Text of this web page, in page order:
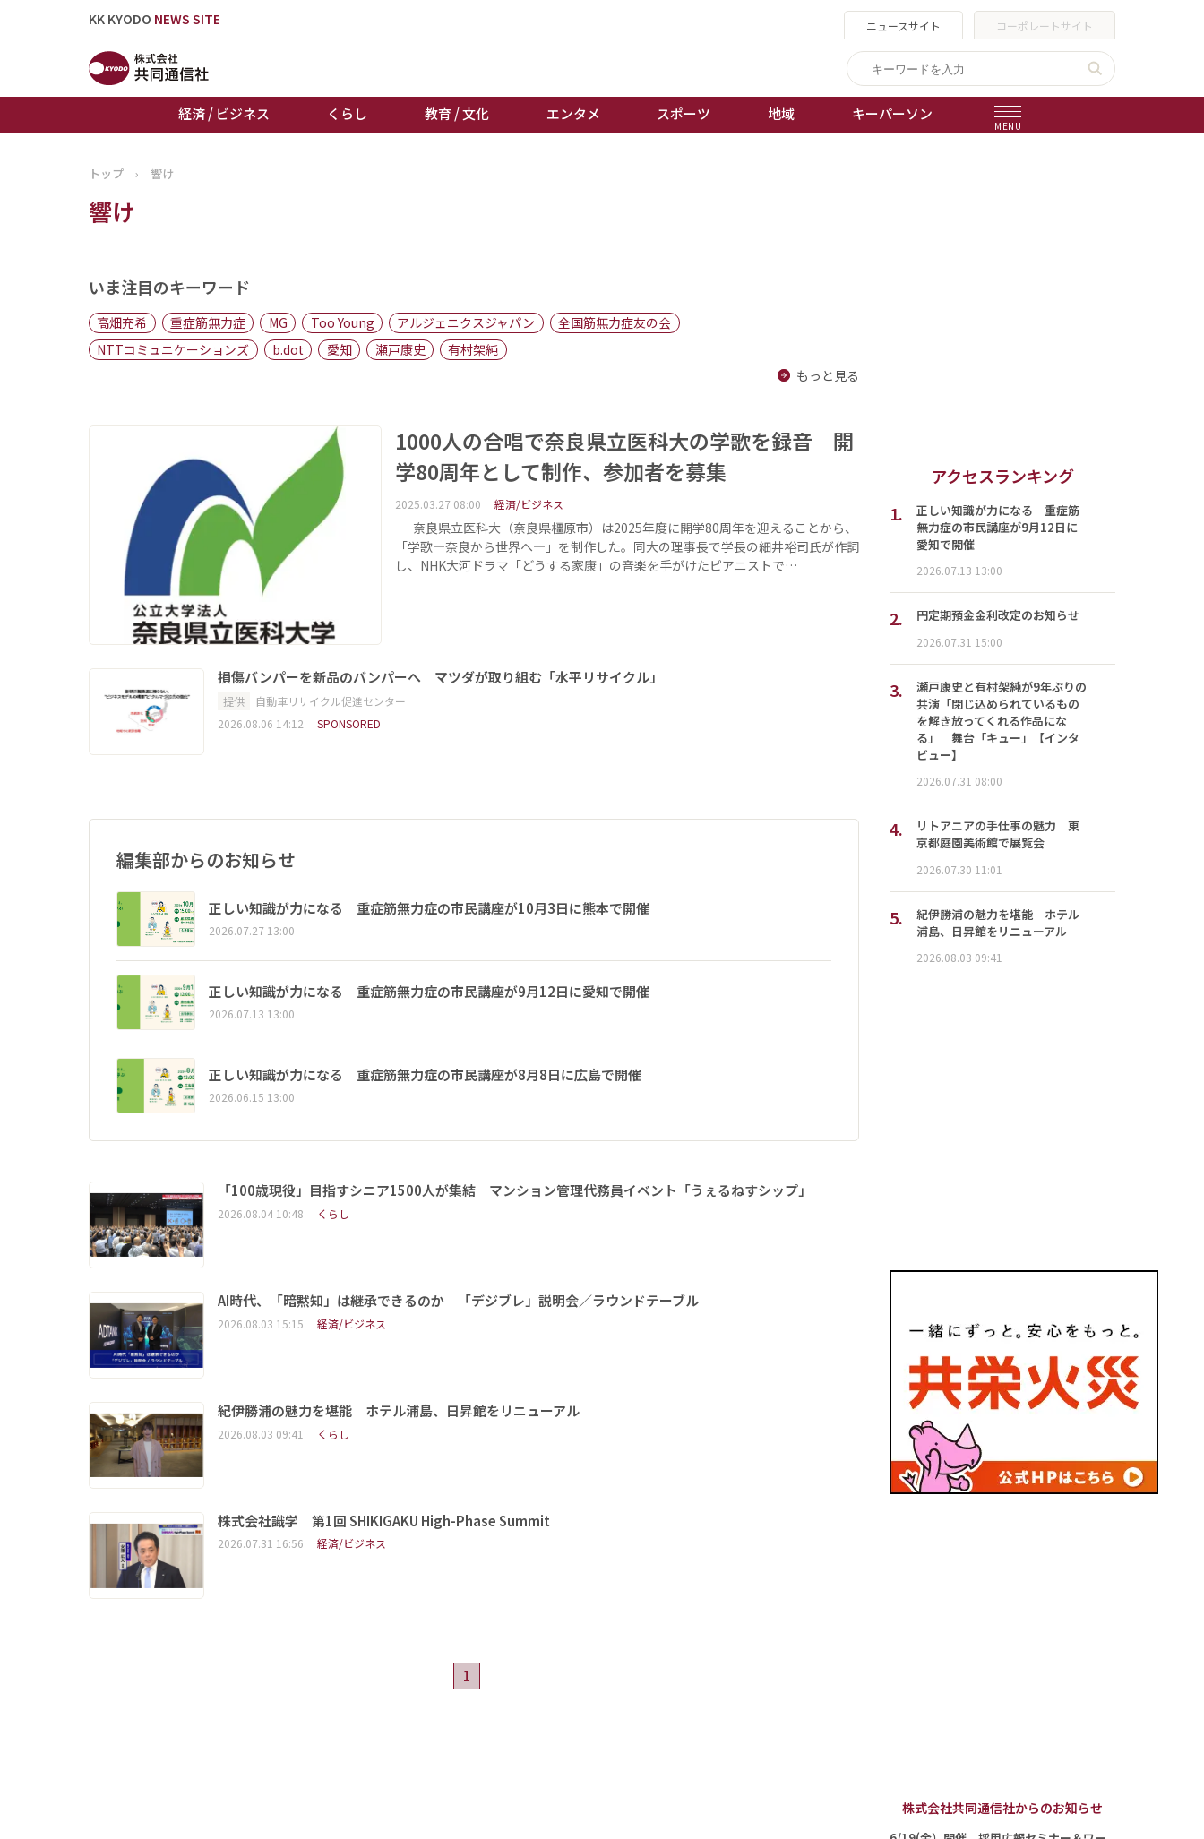
KK KYODO NEWS SITE ニュースサイト コーポレートサイト
経済 / ビジネス くらし 教育 / 文化 エンタメ スポーツ 地域 キーパーソン
MENU
地域
キーパーソン
棋王戦
トップ › 響け
響け
いま注目のキーワード
高畑充希 重症筋無力症 MG Too Young アルジェニクスジャパン
全国筋無力症友の会
NTTコミュニケーションズ
b.dot 愛知 瀬戸康史
有村架純
もっと見る
1000人の合唱で奈良県立医科大の学歌を録音 開
学80周年として制作、参加者を募集
2025.03.27 08:00 経済/ビジネス
奈良県立医科大（奈良県橿原市）は2025年度に開学80周年を迎えることから、
「学歌―奈良から世界へ―」を制作した。同大の理事長で学長の細井裕司氏が作詞
し、NHK大河ドラマ「どうする家康」の音楽を手がけたピアニストで…
損傷バンパーを新品のバンパーへ マツダが取り組む「水平リサイクル」
提供
自動車リサイクル促進センター
2026.08.06 14:12
SPONSORED
編集部からのお知らせ
正しい知識が力になる 重症筋無力症の市民講座が10月3日に熊本で開催
2026.07.27 13:00
正しい知識が力になる 重症筋無力症の市民講座が9月12日に愛知で開催
2026.07.13 13:00
正しい知識が力になる 重症筋無力症の市民講座が8月8日に広島で開催
2026.06.15 13:00
「100歳現役」目指すシニア1500人が集結 マンション管理代務員イベント「うぇるねすシップ」
2026.08.04 10:48 くらし
AI時代、「暗黙知」は継承できるのか 「デジブレ」説明会／ラウンドテーブル
2026.08.03 15:15 経済/ビジネス
紀伊勝浦の魅力を堪能 ホテル浦島、日昇館をリニューアル
2026.08.03 09:41 くらし
株式会社識学 第1回 SHIKIGAKU High-Phase Summit
2026.07.31 16:56 経済/ビジネス
1
アクセスランキング
1.
正しい知識が力になる 重症筋
無力症の市民講座が9月12日に
愛知で開催
2026.07.13 13:00
2. 円定期預金金利改定のお知らせ
2026.07.31 15:00
3.
瀬戸康史と有村架純が9年ぶりの
共演「閉じ込められているもの
を解き放ってくれる作品にな
る」 舞台「キュー」【インタ
ビュー】
2026.07.31 08:00
4.
リトアニアの手仕事の魅力 東
京都庭園美術館で展覧会
2026.07.30 11:01
5.
紀伊勝浦の魅力を堪能 ホテル
浦島、日昇館をリニューアル
2026.08.03 09:41
株式会社共同通信社からのお知らせ